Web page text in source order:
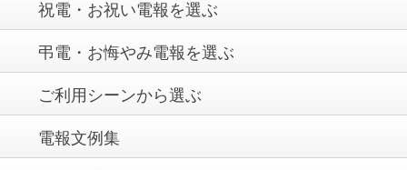
祝電・お祝い電報を選ぶ
弔電・お悔やみ電報を選ぶ
ご利用シーンから選ぶ
電報文例集